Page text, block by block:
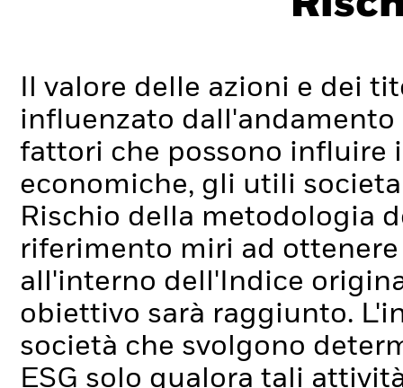
Il valore delle azioni e dei
influenzato
fattori che possono influire
economiche, gli utili
Rischio della metodologia
riferimento miri ad
all'interno dell'Indice
obiettivo sarà raggiunto.
società che svolgono
ESG solo qualora tali